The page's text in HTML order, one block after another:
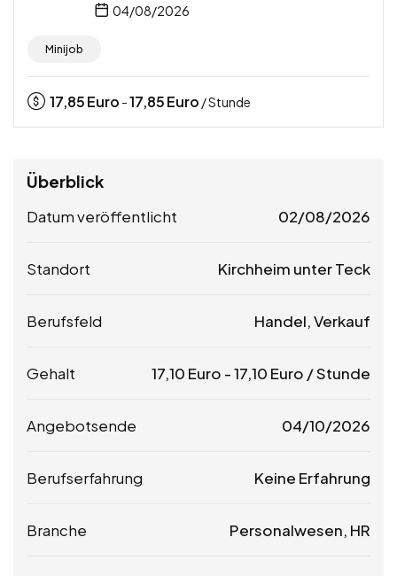
04/08/2026
Minijob
17,85Euro -17,85Euro / Stunde
Überblick
Datum veröffentlicht 02/08/2026
Standort Kirchheim unter Teck
Berufsfeld Handel, Verkauf
Gehalt 17,10 Euro -17,10 Euro / Stunde
Angebotsende 04/10/2026
Berufserfahrung Keine Erfahrung
Branche Personalwesen, HR